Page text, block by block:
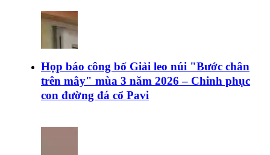
Họp báo công bố Giải leo núi "Bước chân
trên mây" mùa 3 năm 2026 – Chinh phục
con đường đá cổ Pavi